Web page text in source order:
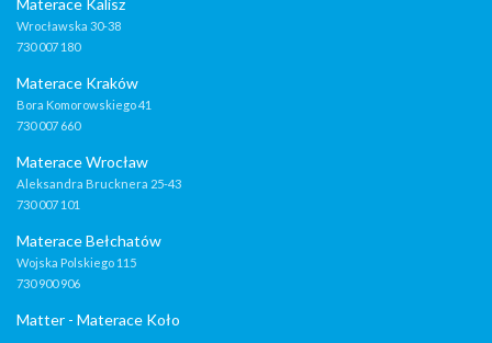
Materace Kalisz
Wrocławska 30-38
730 007 180
Materace Kraków
Bora Komorowskiego 41
730 007 660
Materace Wrocław
Aleksandra Brucknera 25-43
730 007 101
Materace Bełchatów
Wojska Polskiego 115
730 900 906
Matter - Materace Koło